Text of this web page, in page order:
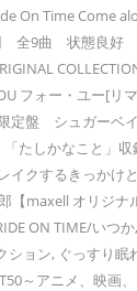
Time Come
曲 状態良好
フォー・ユー[
定盤 シュガーベ
たしかなこと」
イクするきっかけ
【maxell オリジ
ON TIME/いつ
ション, ぐっすり
～アニメ、映画